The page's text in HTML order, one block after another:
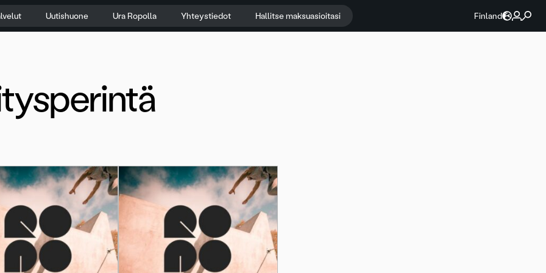
Uutishuone Ura Ropolla Yhteystiedot Hallitse maksuasioitasi Finland